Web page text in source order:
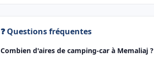
❓ Questions fréquentes
Combien d'aires de camping-car à Memaliaj ?